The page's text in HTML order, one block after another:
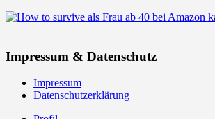
Impressum & Datenschutz
Impressum
Datenschutzerklärung